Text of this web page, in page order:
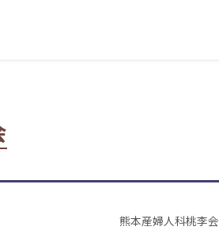
熊本産婦人科桃李会